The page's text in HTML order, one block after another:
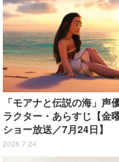
「モアナと伝説の海」声
ラクター・あらすじ【金
ショー放送／7月24日】
2026.7.24